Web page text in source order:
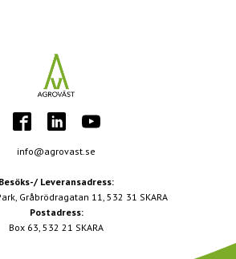
info@agrovast.se
Besöks-/ Leveransadress:
Gråbrödragatan 11, 532 31 SKARA
Postadress:
Box 63, 532 21 SKARA